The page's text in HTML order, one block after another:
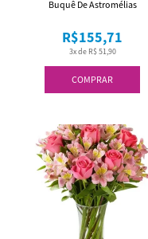
COMPRAR
3x de R$ 51,90
R$155,71
Buquê De Astromélias